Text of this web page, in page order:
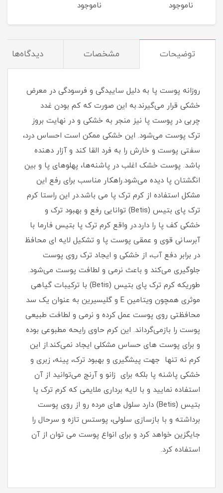
ناموجود ناموجود
توضیحات مشخصات دیدگاه‌ها
روزانه پوست پا به دلیل ساییدگی و فرسودگی در معرض
خشکی قرار می‌گیرند.به این صورت که کم بودن غدد
چربی در پوست پا نیز منجر به خشکی و در نهایت بروز
ترک پوست می‌شود. این خشکی ممکن است احساس درد،
سفتی پوست و خارش را به فرد القا کند و آزار دهنده
باشد. پوست خشک اغلب در پاشنه‌ها، پهلوهای پا و بین
انگشتان پا دیده می‌شود.راهکار مناسب برای رفع این
مشکل استفاده از کرم ترک پا می باشد.در این راستا کرم
ترک پای بتیس (Betis) توانایی رفع و بهبود ترک و
خشکی کف پا را دارد.در واقع کرم ترک پا بتیس فارما با
آبرسانی قوی و عمقی پوست پا و تشکیل لایه ای محافظ
در برابر دفع آب، از خشکی و ایجاد ترک روی پوست
جلوگیری می‌کند و باعث نرمی و لطافت پوست می‌شود.
طوریکه کرم ترک پای بتیس (Betis) با ترکیبات گیاهی
موثری همچون ویتامین E و گلیسیرین به عنوان یک سد
محافظتی روی پوست عمل کرده و نرمی و لطافت طبیعی
پوست را بازمی‌گرداند. این کرم حاوی رایحه مطبوعی بوده
و برای پوست های حساس مشکلی ایجاد نمی‌کند.از این
کرم نه تنها جهت پیشگیری و بهبود ترک، پینه، زبری و
خشکی پاشنه پا بلکه برای زانو و آرنج می‌توانید از آن
استفاده نمایید و با لایه برداری ملایمی که کرم ترک پا
بتیس (Betis) دارد سلول های مرده رو از روی پوست
برداشته و با بازسازی سلولی، پوستس تازه و سرحال را
جایگزین خواهد کرد و برای انواع پوست می توان از آن
استفاده کرد.